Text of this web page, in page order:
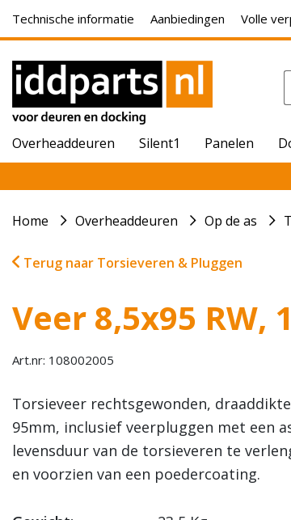
Technische informatie Aanbiedingen Volle
Overheaddeuren Silent1 Panelen
Home Overheaddeuren Op de as
Terug naar Torsieveren & Pluggen
Veer 8,5x95 RW,
Art.nr: 108002005
Torsieveer rechtsgewonden,
95mm, inclusief veerpluggen met een
levensduur van de torsieveren te
en voorzien van een poedercoating.